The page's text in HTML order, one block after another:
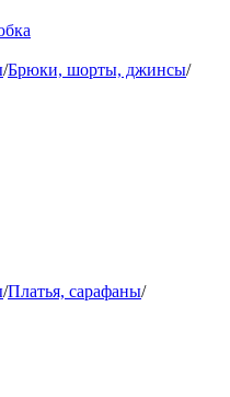
/Брюки, шорты, джинсы/
/Платья, сарафаны/